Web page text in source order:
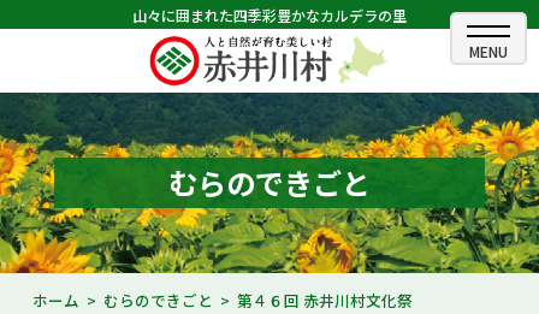
山々に囲まれた四季彩豊かなカルデラの里
ホーム
むらのできごと
むらのプロフィール
くらしの情報
むらのできごと
ホーム むらのできごと 第４６回 赤井川村文化祭